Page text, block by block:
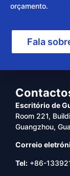
orçamento.
Fala
Escritório de
Room 221,
Guangzhou,
Correio
Tel: +86-